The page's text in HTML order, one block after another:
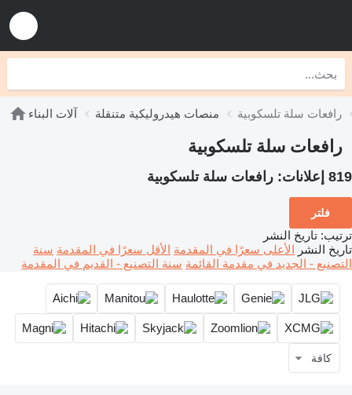
آلات البناء منصات هيدروليكية متنقلة رافعات سلة تلسكوبية
رافعات سلة تلسكوبية
819 إعلانات: رافعات سلة تلسكوبية
فلتر
ترتيب: تاريخ النشر
تاريخ النشر الأعلى سعرًا في المقدمة الأقل سعرًا في المقدمة سنة
التصنيع - الجديد في مقدمة القائمة سنة التصنيع - القديم في المقدمة
كافة